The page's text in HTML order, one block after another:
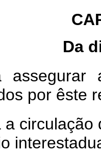
Da
assegurar
por êste
a